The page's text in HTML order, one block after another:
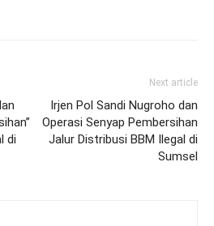
di
Next article
Irjen Pol Sandi Nugroho dan
Operasi Senyap Pembersihan
Jalur Distribusi BBM Ilegal di
Sumsel